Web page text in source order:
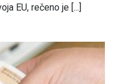
EU, rečeno je [...]